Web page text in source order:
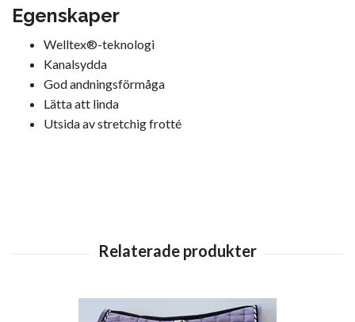
Egenskaper
Welltex®-teknologi
Kanalsydda
God andningsförmåga
Lätta att linda
Utsida av stretchig frotté